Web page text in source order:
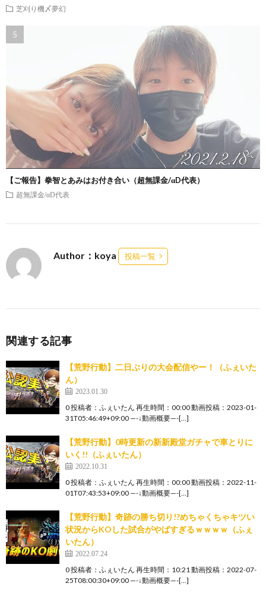
芝刈り機〆夢幻
【ご報告】拳智とあみはお付き合い（超無課金/αD代表）
超無課金/αD代表
Author：koya 投稿一覧
関連する記事
【荒野行動】二日ぶりの大会配信やー！（ふぇいた
ん）
2023.01.30
0 投稿者：ふぇいたん 再生時間：00:00 動画投稿：2023-01-
31T05:46:49+09:00 —-↓動画概要—-[…]
【荒野行動】0時更新の新新殿堂ガチャで車とりに
いく!!（ふぇいたん）
2022.10.31
0 投稿者：ふぇいたん 再生時間：00:00 動画投稿：2022-11-
01T07:43:53+09:00 —-↓動画概要—-[…]
【荒野行動】奇跡の勝ち切り!?めちゃくちゃキツい
状況からKOした試合がやばすぎるｗｗｗｗ（ふぇ
いたん）
2022.07.24
0 投稿者：ふぇいたん 再生時間：10:21 動画投稿：2022-07-
25T08:00:30+09:00 —-↓動画概要—-[…]